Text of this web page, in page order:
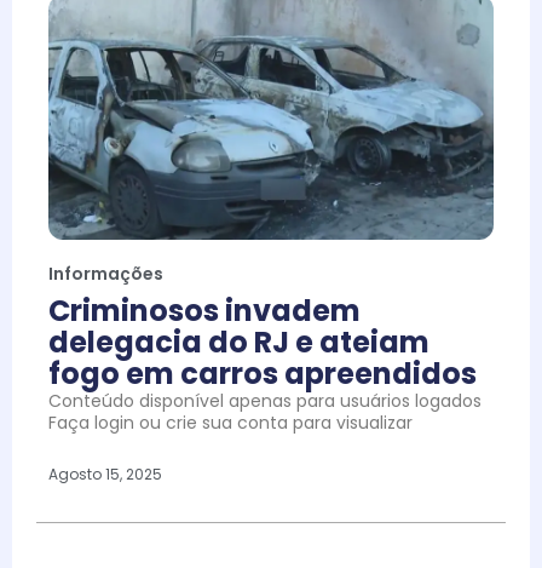
Informações
Criminosos invadem
delegacia do RJ e ateiam
fogo em carros apreendidos
Conteúdo disponível apenas para usuários logados
Faça login ou crie sua conta para visualizar
Agosto 15, 2025